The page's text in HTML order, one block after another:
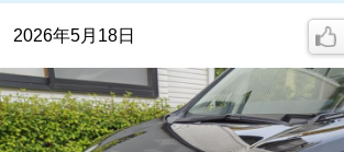
2026年5月18日